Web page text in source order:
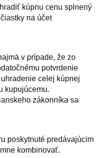
kúpnu cenu splnený
na účet
v prípade, že zo
potvrdenie
celej kúpnej
kupujúcemu.
zákonníka sa
poskytnuté predávajúcim
kombinovať.